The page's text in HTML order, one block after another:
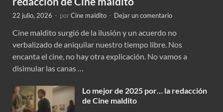
22 julio, 2026 - porCine maldito - Dejar un comentario
Cine maldito surgió de la ilusión y un acuerdo no
verbalizado de aniquilar nuestro tiempo libre. Nos
encanta el cine, no hay otra explicación. No vamos a
disimular las canas …
Lo mejor de 2025 por… la redacción
de Cine maldito